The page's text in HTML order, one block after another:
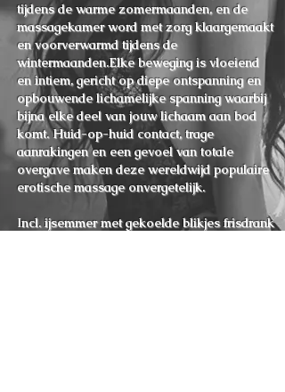
tijdens de warme zomermaanden, en de
massagekamer word met zorg klaargemaakt
en voorverwarmd tijdens de
wintermaanden.Elke beweging is vloeiend
en intiem, gericht op diepe ontspanning en
opbouwende lichamelijke spanning waarbij
bijna elke deel van jouw lichaam aan bod
komt. Huid-op-huid contact, trage
aanrakingen en een gevoel van totale
overgave maken deze wereldwijd populaire
erotische massage onvergetelijk.
Incl. ijsemmer met gekoelde blikjes frisdrank